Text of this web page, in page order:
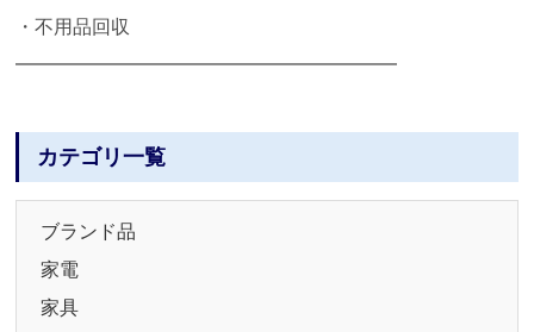
・不用品回収
━━━━━━━━━━━━━━━━━━━━
カテゴリ一覧
ブランド品
家電
家具